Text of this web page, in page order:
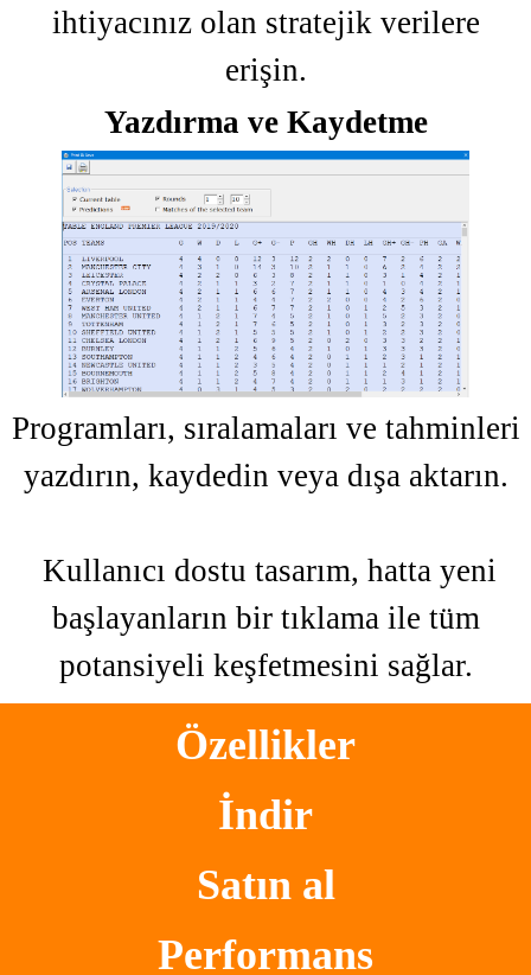
Özellikler
İndir
Satın al
Performans
ihtiyacınız olan stratejik verilere
erişin.
Yazdırma ve Kaydetme
Programları, sıralamaları ve tahminleri
yazdırın, kaydedin veya dışa aktarın.
Kullanıcı dostu tasarım, hatta yeni
başlayanların bir tıklama ile tüm
potansiyeli keşfetmesini sağlar.